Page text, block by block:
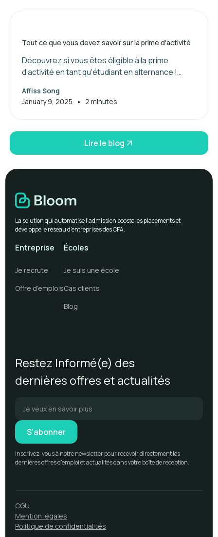
Tout ce que vous devez savoir sur la prime d'activité
Découvrez si vous êtes éligible à la prime
d’activité en tant qu'étudiant en alternance !
Affiss Song
January 9, 2025
• 2 minutes
Lire le blog
Restez Informé(e) des
dernières offres et actualités
Inscrivez-vous à notre newsletter pour recevoir directement les
dernières offres d'emploi et actualités dans votre boîte de réception.
La solution qui automatise l’admission booste les placements et
développe le réseau d’entreprises des CFA.
Entreprise
Je recrute
Offre d’emplois
Écoles
Je suis une école
Cas clients
Blog
CGU
Mention légales
Politique de confidentialités